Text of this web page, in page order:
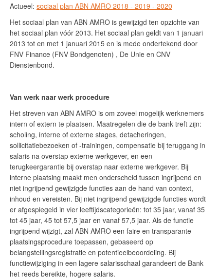
Actueel: sociaal plan ABN AMRO 2018 - 2019 - 2020
Het sociaal plan van ABN AMRO is gewijzigd ten opzichte van
het sociaal plan vóór 2013. Het sociaal plan geldt van 1 januari
2013 tot en met 1 januari 2015 en is mede ondertekend door
FNV Finance (FNV Bondgenoten) , De Unie en CNV
Dienstenbond.
Van werk naar werk procedure
Het streven van ABN AMRO is om zoveel mogelijk werknemers
intern of extern te plaatsen. Maatregelen die de bank treft zijn:
scholing, interne of externe stages, detacheringen,
sollicitatiebezoeken of -trainingen, compensatie bij teruggang in
salaris na overstap externe werkgever, en een
terugkeergarantie bij overstap naar externe werkgever. Bij
interne plaatsing maakt men onderscheid tussen ingrijpend en
niet ingrijpend gewijzigde functies aan de hand van context,
inhoud en vereisten. Bij niet ingrijpend gewijzigde functies wordt
er afgespiegeld in vier leeftijdscategorieën: tot 35 jaar, vanaf 35
tot 45 jaar, 45 tot 57,5 jaar en vanaf 57,5 jaar. Als de functie
ingrijpend wijzigt, zal ABN AMRO een faire en transparante
plaatsingsprocedure toepassen, gebaseerd op
belangstellingsregistratie en potentieelbeoordeling. Bij
functiewijziging in een lagere salarisschaal garandeert de Bank
het reeds bereikte, hogere salaris.